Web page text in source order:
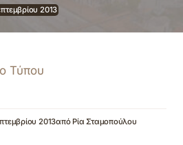
2013
Τύπου
2013από Ρία Σταμοπούλου